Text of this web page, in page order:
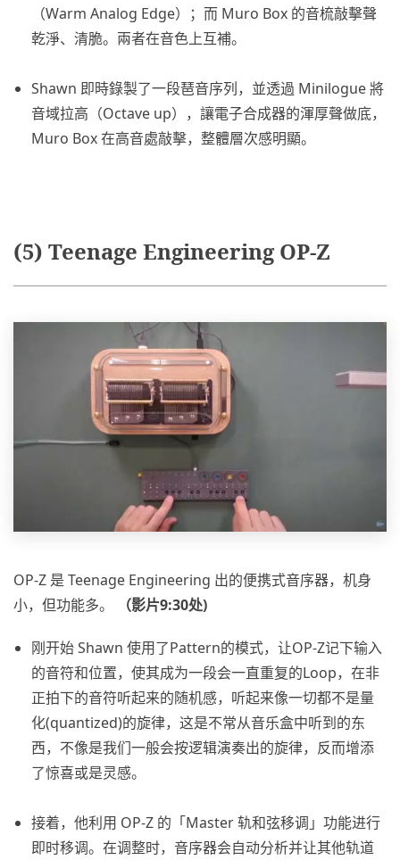
（Warm Analog Edge）；而 Muro Box 的音梳敲擊聲
乾淨、清脆。兩者在音色上互補。
Shawn 即時錄製了一段琶音序列，並透過 Minilogue 將
音域拉高（Octave up），讓電子合成器的渾厚聲做底，
Muro Box 在高音處敲擊，整體層次感明顯。
(5) Teenage Engineering OP-Z
OP-Z 是 Teenage Engineering 出的便携式音序器，机身
小，但功能多。
（影片9:30处)
刚开始 Shawn 使用了Pattern的模式，让OP-Z记下输入
的音符和位置，使其成为一段会一直重复的Loop，在非
正拍下的音符听起来的随机感，听起来像一切都不是量
化(quantized)的旋律，这是不常从音乐盒中听到的东
西，不像是我们一般会按逻辑演奏出的旋律，反而增添
了惊喜或是灵感。
接着，他利用 OP-Z 的「Master 轨和弦移调」功能进行
即时移调。在调整时，音序器会自动分析并让其他轨道